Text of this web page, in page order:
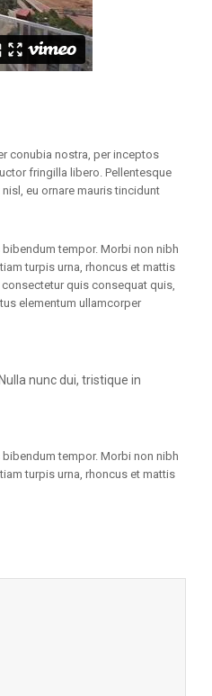
conubia nostra, per inceptos
fringilla libero. Pellentesque
eu ornare mauris tincidunt
tempor. Morbi non nibh
turpis urna, rhoncus et mattis
quis consequat quis,
elementum ullamcorper
nunc dui, tristique in
tempor. Morbi non nibh
turpis urna, rhoncus et mattis